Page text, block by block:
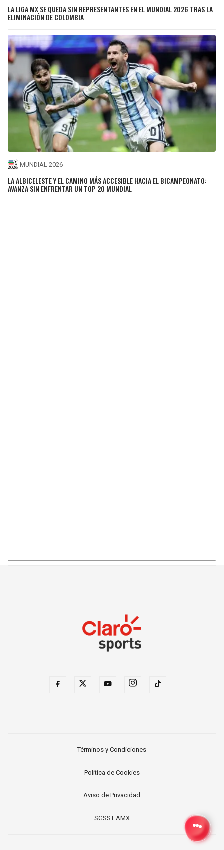
LA LIGA MX SE QUEDA SIN REPRESENTANTES EN EL MUNDIAL 2026 TRAS LA
ELIMINACIÓN DE COLOMBIA
MUNDIAL 2026
LA ALBICELESTE Y EL CAMINO MÁS ACCESIBLE HACIA EL BICAMPEONATO:
AVANZA SIN ENFRENTAR UN TOP 20 MUNDIAL
Términos y Condiciones
Política de Cookies
Aviso de Privacidad
SGSST AMX